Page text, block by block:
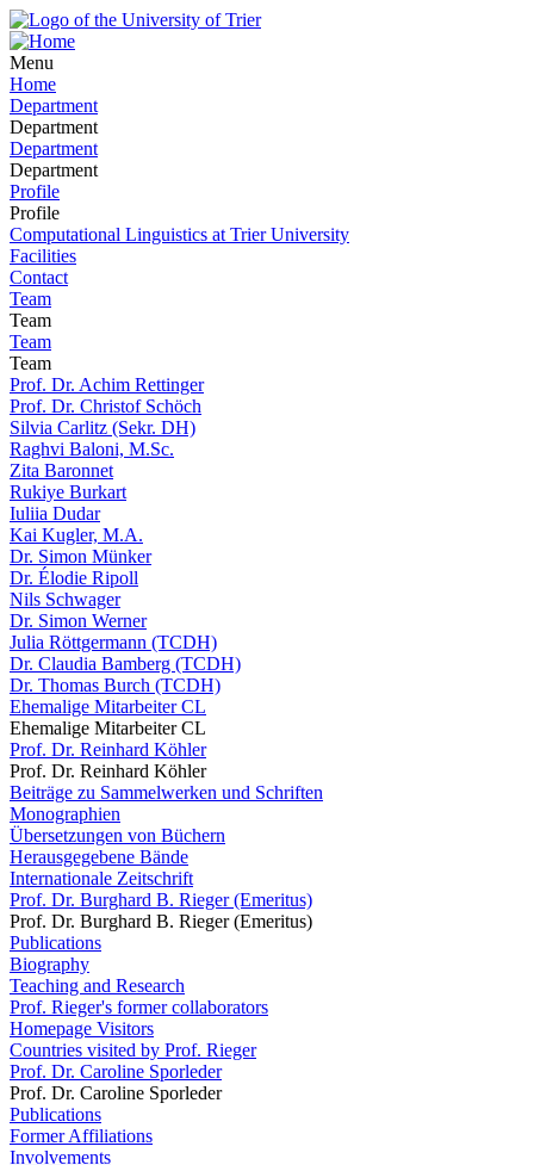
Menu
Home
Department
Department
Department
Department
Profile
Profile
Computational Linguistics at Trier University
Facilities
Contact
Team
Team
Team
Team
Prof. Dr. Achim Rettinger
Prof. Dr. Christof Schöch
Silvia Carlitz (Sekr. DH)
Raghvi Baloni, M.Sc.
Zita Baronnet
Rukiye Burkart
Iuliia Dudar
Kai Kugler, M.A.
Dr. Simon Münker
Dr. Élodie Ripoll
Nils Schwager
Dr. Simon Werner
Julia Röttgermann (TCDH)
Dr. Claudia Bamberg (TCDH)
Dr. Thomas Burch (TCDH)
Ehemalige Mitarbeiter CL
Ehemalige Mitarbeiter CL
Prof. Dr. Reinhard Köhler
Prof. Dr. Reinhard Köhler
Beiträge zu Sammelwerken und Schriften
Monographien
Übersetzungen von Büchern
Herausgegebene Bände
Internationale Zeitschrift
Prof. Dr. Burghard B. Rieger (Emeritus)
Prof. Dr. Burghard B. Rieger (Emeritus)
Publications
Biography
Teaching and Research
Prof. Rieger's former collaborators
Homepage Visitors
Countries visited by Prof. Rieger
Prof. Dr. Caroline Sporleder
Prof. Dr. Caroline Sporleder
Publications
Former Affiliations
Involvements